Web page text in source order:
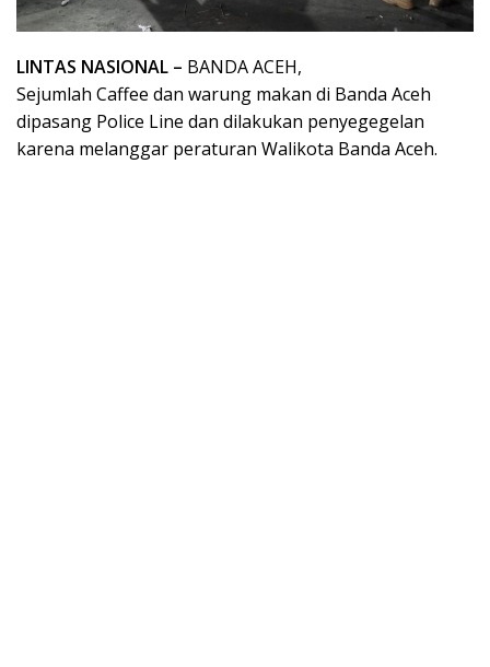
LINTAS NASIONAL – BANDA ACEH,
Sejumlah Caffee dan warung makan di Banda Aceh
dipasang Police Line dan dilakukan penyegegelan
karena melanggar peraturan Walikota Banda Aceh.